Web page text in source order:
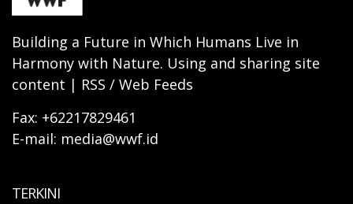
Building a Future in Which Humans Live in
Harmony with Nature. Using and sharing site
content | RSS / Web Feeds
Fax: +62217829461
E-mail: media@wwf.id
TERKINI